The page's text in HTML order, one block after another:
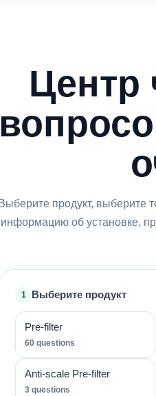
Центр
Выберите продукт, выберите
информацию об установке,
1 Выберите продукт
Pre-filter
60 questions
Anti-scale Pre-filter
3 questions